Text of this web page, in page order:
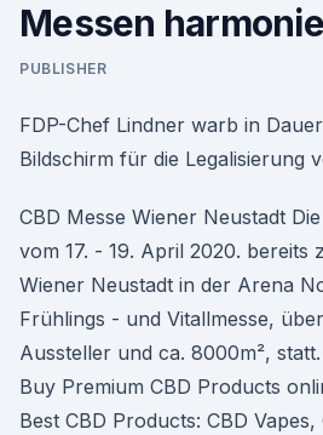
Messen
PUBLISHER
FDP-Chef Lindner warb in
Bildschirm für die Legalisierung
CBD Messe Wiener Neustadt
vom 17. - 19. April 2020. bereits
Wiener Neustadt in der Arena
Frühlings - und Vitallmesse,
Aussteller und ca. 8000m²,
Buy Premium CBD Products
Best CBD Products: CBD Vapes,